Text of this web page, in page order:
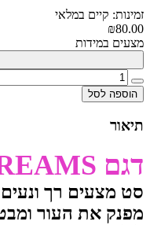
זמינות: קיים במלאי
₪80.00
מצעים במידות
הוספה לסל
תיאור
דגם DREAMS
סט מצעים רך
מפנק את העור